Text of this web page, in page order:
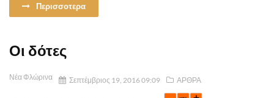
Περισσοτερα
Οι δότες
Νέα Φλώρινα Σεπτέμβριος 19, 2016 09:09 ΑΡΘΡΑ